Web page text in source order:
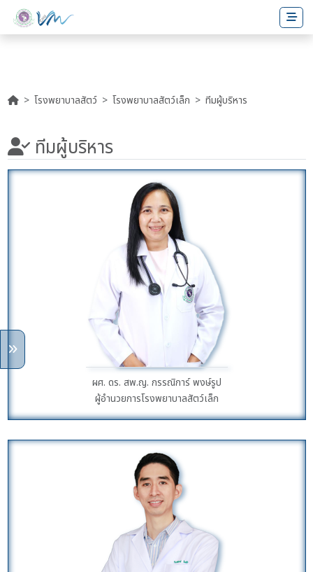
โรงพยาบาลสัตว์ โรงพยาบาลสัตว์เล็ก ทีมผู้บริหาร
ทีมผู้บริหาร
ผศ. ดร. สพ.ญ. กรรณิการ์ พงษ์รูป
ผู้อำนวยการโรงพยาบาลสัตว์เล็ก